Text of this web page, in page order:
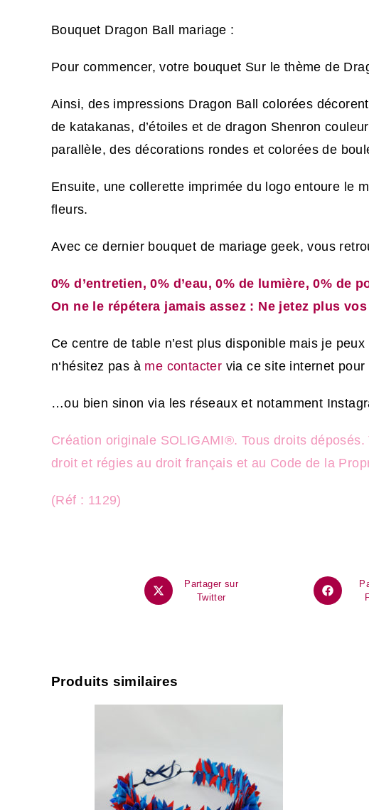
Bouquet Dragon Ball mariage :
Pour commencer, votre bouquet Sur le thème de
Ainsi, des impressions Dragon Ball colorées
de katakanas, d’étoiles et de dragon Shenron
parallèle, des décorations rondes et colorées de
Ensuite, une collerette imprimée du logo entoure le
fleurs.
Avec ce dernier bouquet de mariage geek, vous
0% d’entretien, 0% d’eau, 0% de lumière, 0%
On ne le répétera jamais assez : Ne jetez plus
Ce centre de table n’est plus disponible mais je
n‘hésitez pas à me contacter via ce site internet
…ou bien sinon via les réseaux et notamment
Création originale SOLIGAMI®. Tous droits
droit et régies au droit français et au Code de la
(Réf : 1129)
Partager sur
Twitter
Produits similaires